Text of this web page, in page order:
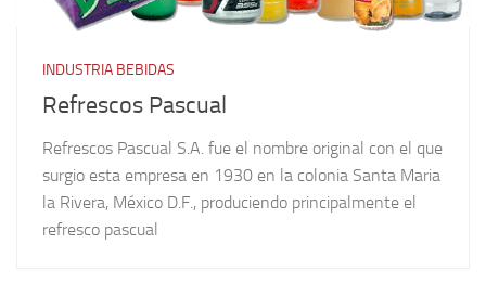
INDUSTRIA BEBIDAS
Refrescos Pascual
Refrescos Pascual S.A. fue el nombre original con el que
surgio esta empresa en 1930 en la colonia Santa Maria
la Rivera, México D.F., produciendo principalmente el
refresco pascual